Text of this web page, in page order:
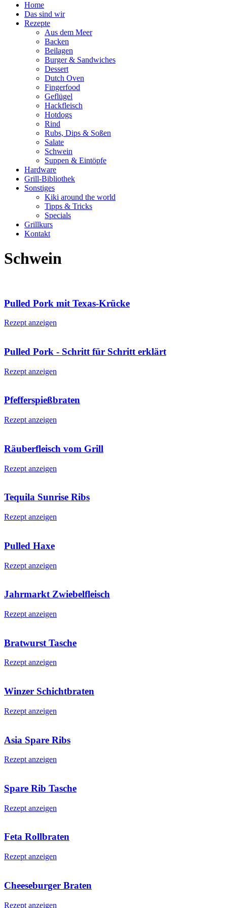
Home
Das sind wir
Rezepte
Aus dem Meer
Backen
Beilagen
Burger & Sandwiches
Dessert
Dutch Oven
Fingerfood
Geflügel
Hackfleisch
Hotdogs
Rind
Rubs, Dips & Soßen
Salate
Schwein
Suppen & Eintöpfe
Hardware
Grill-Bibliothek
Sonstiges
Kiki around the world
Tipps & Tricks
Specials
Grillkurs
Kontakt
Schwein
Pulled Pork mit Texas-Krücke
Rezept anzeigen
Pulled Pork - Schritt für Schritt erklärt
Rezept anzeigen
Pfefferspießbraten
Rezept anzeigen
Räuberfleisch vom Grill
Rezept anzeigen
Tequila Sunrise Ribs
Rezept anzeigen
Pulled Haxe
Rezept anzeigen
Jahrmarkt Zwiebelfleisch
Rezept anzeigen
Bratwurst Tasche
Rezept anzeigen
Winzer Schichtbraten
Rezept anzeigen
Asia Spare Ribs
Rezept anzeigen
Spare Rib Tasche
Rezept anzeigen
Feta Rollbraten
Rezept anzeigen
Cheeseburger Braten
Rezept anzeigen